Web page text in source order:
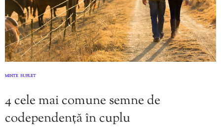
MINTE SUFLET
4 cele mai comune semne de
codependență în cuplu